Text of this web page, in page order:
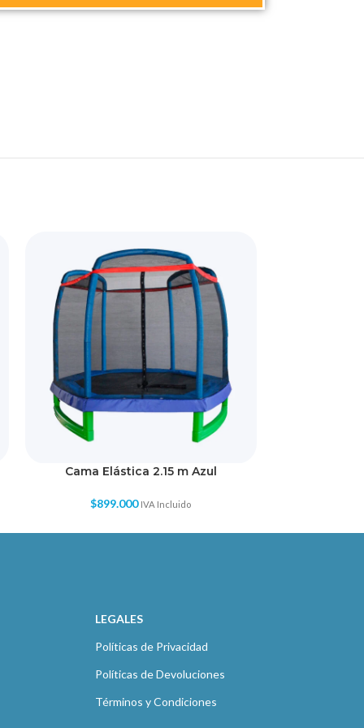
Cama Elástica 2.15 m Azul
$899.000 IVA Incluido
LEGALES
Políticas de Privacidad
Políticas de Devoluciones
Términos y Condiciones